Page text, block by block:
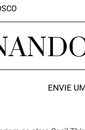
ENVIE